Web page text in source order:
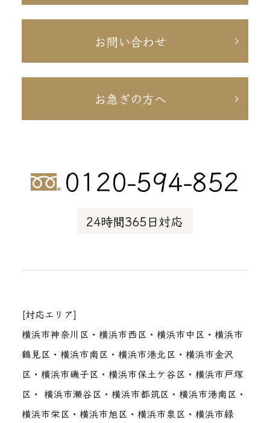
お問い合わせ
お急ぎの方へ
0120-594-852
24時間365日対応
[対応エリア]
横浜市神奈川区・横浜市西区・横浜市中区・横浜市
鶴見区・横浜市南区・横浜市港北区・横浜市金沢
区・横浜市磯子区・横浜市保土ケ谷区・横浜市戸塚
区・ 横浜市瀬谷区・横浜市都筑区・横浜市港南区・
横浜市栄区・横浜市旭区・横浜市泉区・横浜市緑